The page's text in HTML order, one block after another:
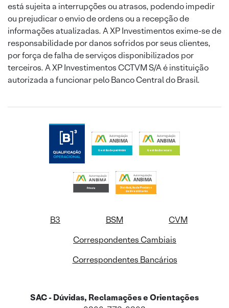
está sujeita a interrupções ou atrasos, podendo impedir
ou prejudicar o envio de ordens ou a recepção de
informações atualizadas. A XP Investimentos exime-se de
responsabilidade por danos sofridos por seus clientes,
por força de falha de serviços disponibilizados por
terceiros. A XP Investimentos CCTVM S/A é instituição
autorizada a funcionar pelo Banco Central do Brasil.
B3 BSM
CVM
Correspondentes Cambiais
Correspondentes Bancários
SAC - Dúvidas, Reclamações e Orientações